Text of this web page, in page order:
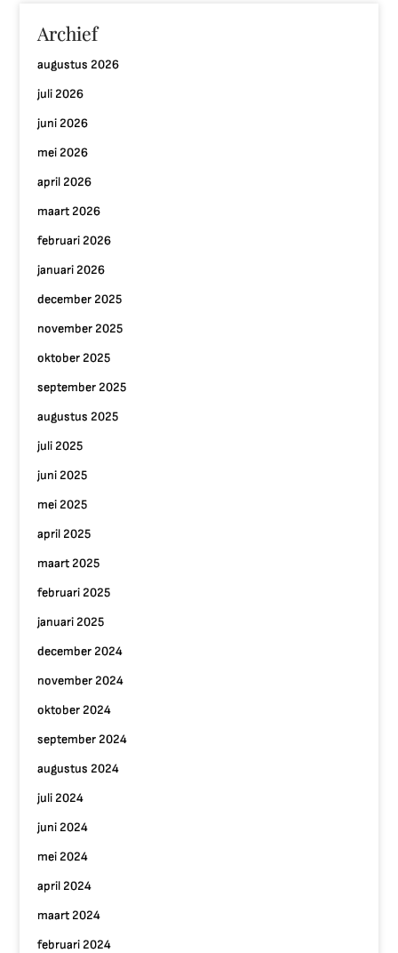
Archief
augustus 2026
juli 2026
juni 2026
mei 2026
april 2026
maart 2026
februari 2026
januari 2026
december 2025
november 2025
oktober 2025
september 2025
augustus 2025
juli 2025
juni 2025
mei 2025
april 2025
maart 2025
februari 2025
januari 2025
december 2024
november 2024
oktober 2024
september 2024
augustus 2024
juli 2024
juni 2024
mei 2024
april 2024
maart 2024
februari 2024